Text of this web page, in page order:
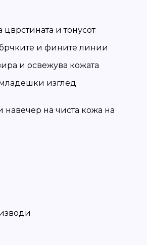
цврстината и тонусот
и фините линии
и освежува кожата
изглед
навечер на чиста кожа на